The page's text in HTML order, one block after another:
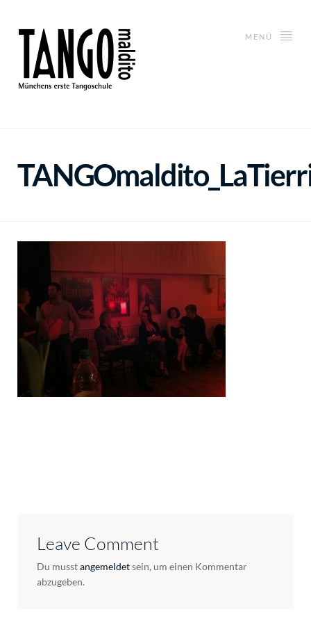
MENÜ
Leave Comment
Du musstangemeldetsein, um einen Kommentar
abzugeben.